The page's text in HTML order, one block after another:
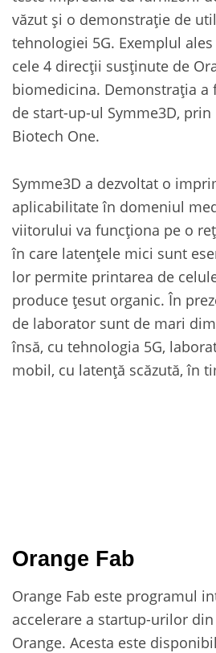
văzut și o demonstrație de
tehnologiei 5G. Exemplul
cele 4 direcții susținute de
biomedicina. Demonstrația a
de start-up-ul Symme3D,
Biotech One.
Symme3D a dezvoltat o
aplicabilitate în domeniul
viitorului va funcționa pe o
în care latențele mici sunt
lor permite printarea de
produce țesut organic. În
de laborator sunt de mari
însă, cu tehnologia 5G,
mobil, cu latență scăzută, în
Orange Fab
Orange Fab este programul
accelerare a startup-urilor
Orange. Acesta este